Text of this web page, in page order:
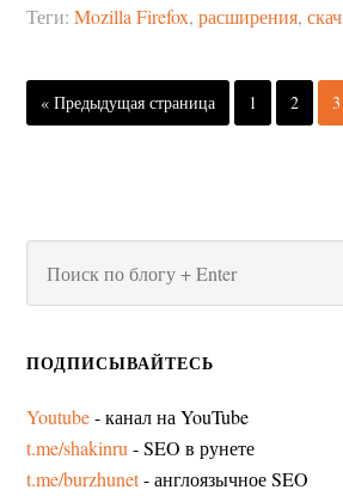
Теги:Mozilla Firefox,расширения,
« Предыдущая страница 1 2 3
ПОДПИСЫВАЙТЕСЬ
Youtube- канал на YouTube
t.me/shakinru - SEO в рунете
t.me/burzhunet- англоязычное SEO